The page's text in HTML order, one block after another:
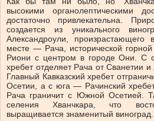
высокими органолептическими
достаточно привлекательна.
создается из уникального
Александроули,
месте — Рача, исторической горной
Риони с центром в городе Они. С
хребет отделяет Рача от Сванетии
Главный Кавказский хребет
Осетии, а с юга — Рачинский
Рача граничит с Южной Осетией.
селения Хванчкара, что
выращивается знаменитый виноград.